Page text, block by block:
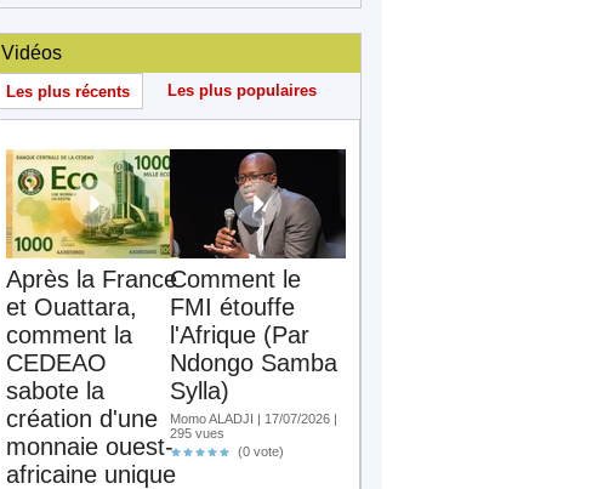
Vidéos
Les plus récents Les plus populaires
Après la France
et Ouattara,
comment la
CEDEAO
sabote la
création d'une
monnaie ouest-
africaine unique
Comment le
FMI étouffe
l'Afrique (Par
Ndongo Samba
Sylla)
Momo ALADJI | 17/07/2026 |
295 vues
(0 vote)